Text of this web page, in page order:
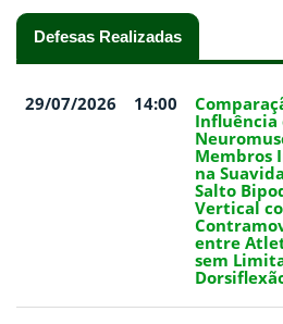
Defesas Realizadas
29/07/2026 14:00
Influência
Membros
na
Salto
Vertical
entre
sem